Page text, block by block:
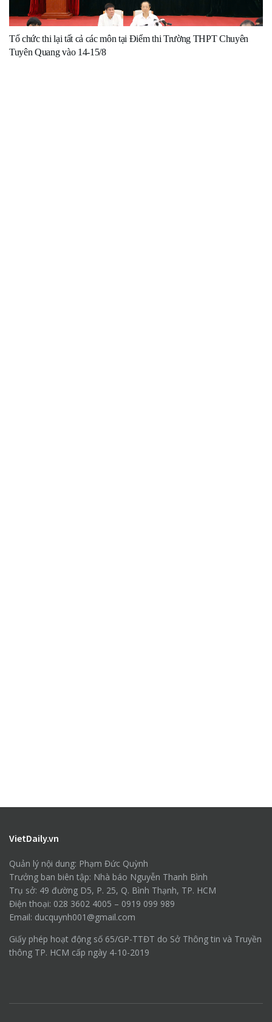
Tổ chức thi lại tất cả các môn tại Điểm thi Trường THPT Chuyên
Tuyên Quang vào 14-15/8
VietDaily.vn
Quản lý nội dung: Phạm Đức Quỳnh
Trưởng ban biên tập: Nhà báo Nguyễn Thanh Bình
Trụ sở: 49 đường D5, P. 25, Q. Bình Thạnh, TP. HCM
Điện thoại: 028 3602 4005 – 0919 099 989
Email: ducquynh001@gmail.com
Giấy phép hoạt động số 65/GP-TTĐT do Sở Thông tin và Truyền
thông TP. HCM cấp ngày 4-10-2019